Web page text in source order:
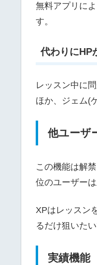
無料アプリに
す。
代わりにHP
レッスン中に
ほか、ジェム(
他ユーザ
この機能は解
位のユーザー
XPはレッスン
るだけ狙いたい
実績機能